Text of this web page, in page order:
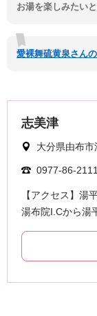
お湯を楽しみたいと
愛裸舞硫黄泉さん